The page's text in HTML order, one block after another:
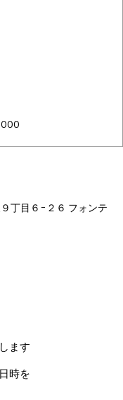
ます
時を
丁目６−２６ フォンテ